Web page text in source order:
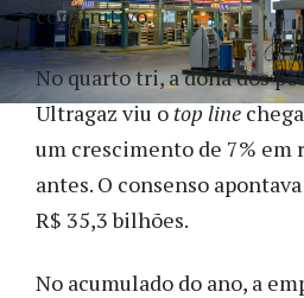
construtivo.
No quarto tri, a dona dos
Ultragaz viu o top line
um crescimento de 7% em
antes. O consenso
R$ 35,3 bilhões.
No acumulado do ano, a